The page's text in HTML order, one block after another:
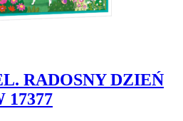
RADOSNY DZIEŃ
17377